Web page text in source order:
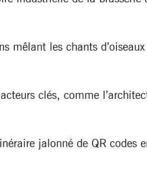
mêlant les chants
clés, comme
jalonné de QR